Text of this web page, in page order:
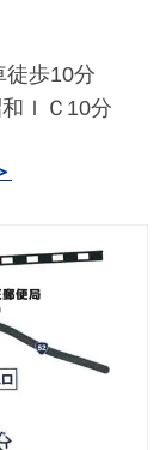
徒歩10分
Ｃ10分